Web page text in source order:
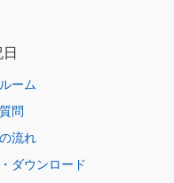
ーム
問
流れ
ダウンロード